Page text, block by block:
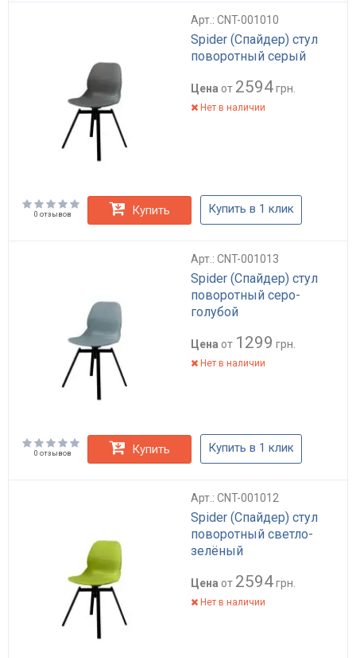
Арт.: CNT-001010
Spider (Спайдер) стул
поворотный серый
Цена от 2594грн.
Нет в наличии
0 отзывов Купить Купить в 1 клик
Арт.: CNT-001013
Spider (Спайдер) стул
поворотный серо-
голубой
Цена от 1299 грн.
Нет в наличии
0 отзывов Купить Купить в 1 клик
Арт.: CNT-001012
Spider (Спайдер) стул
поворотный светло-
зелёный
Цена от 2594грн.
Нет в наличии